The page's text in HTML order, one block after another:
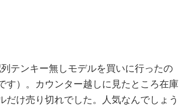
テンキー無しモデルを買いに行ったの
す）。カウンター越しに見たところ在庫
だけ売り切れでした。人気なんでしょう